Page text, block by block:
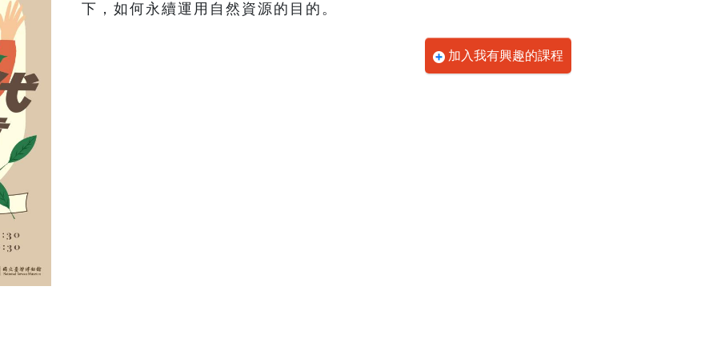
下，如何永續運用自然資源的目的。
加入我有興趣的課程